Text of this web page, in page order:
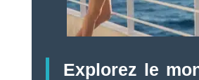
Explorez le